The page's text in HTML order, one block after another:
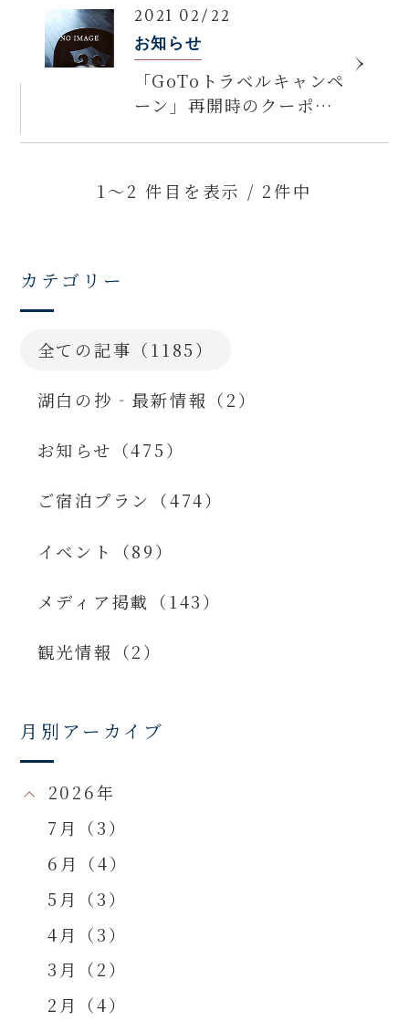
2021 02/22
お知らせ
「GoToトラベルキャンペ
ーン」再開時のクーポン
1～2 件目を表示 / 2件中
カテゴリー
全ての記事（1185）
湖白の抄‐最新情報（2）
お知らせ（475）
ご宿泊プラン（474）
イベント（89）
メディア掲載（143）
観光情報（2）
月別アーカイブ
2026年
7月（3）
6月（4）
5月（3）
4月（3）
3月（2）
2月（4）